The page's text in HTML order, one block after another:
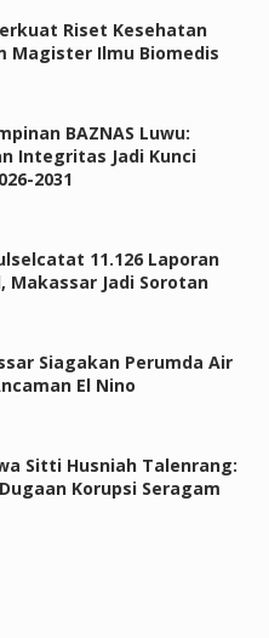
Riset Kesehatan
Magister Ilmu Biomedis
BAZNAS Luwu:
Integritas Jadi Kunci
2031
11.126 Laporan
Makassar Jadi Sorotan
Siagakan Perumda Air
El Nino
Sitti Husniah Talenrang:
Korupsi Seragam